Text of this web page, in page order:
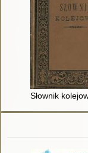
Słownik